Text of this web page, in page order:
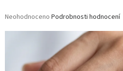
Průměrné
Neohodnoceno Podrobnosti hodnocení